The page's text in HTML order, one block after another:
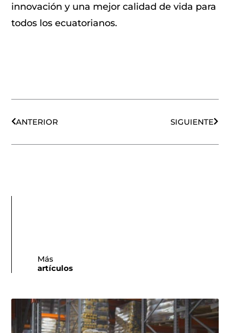
innovación y una mejor calidad de vida para
todos los ecuatorianos.
ANTERIOR
SIGUIENTE
Más
artículos